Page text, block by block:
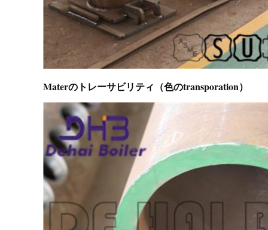
Materのトレーサビリティ（色のtransporation）